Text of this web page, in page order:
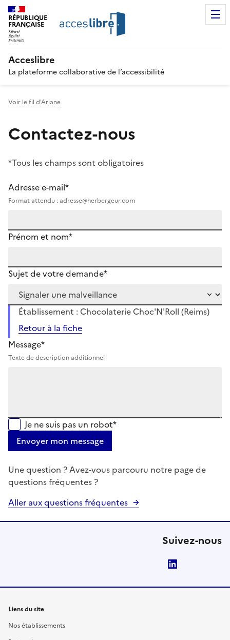
RÉPUBLIQUE
FRANÇAISE
Acceslibre
La plateforme collaborative de l’accessibilité
Voir le fil d'Ariane
Contactez-nous
*Tous les champs sont obligatoires
Adresse e-mail*
Format attendu : adresse@herbergeur.com
Prénom et nom*
Sujet de votre demande*
Établissement : Chocolaterie Choc'N'Roll (Reims)
Retour à la fiche
Message*
Texte de description additionnel
Je ne suis pas un robot*
Envoyer mon message
Une question ? Avez-vous parcouru notre page de
questions fréquentes ?
Aller aux questions fréquentes
Suivez-nous
Liens du site
Nos établissements